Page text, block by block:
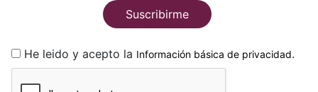
Suscribirme
He leido y acepto la Información básica de privacidad.